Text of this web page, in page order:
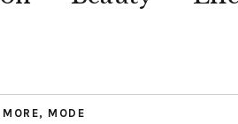
, MODE